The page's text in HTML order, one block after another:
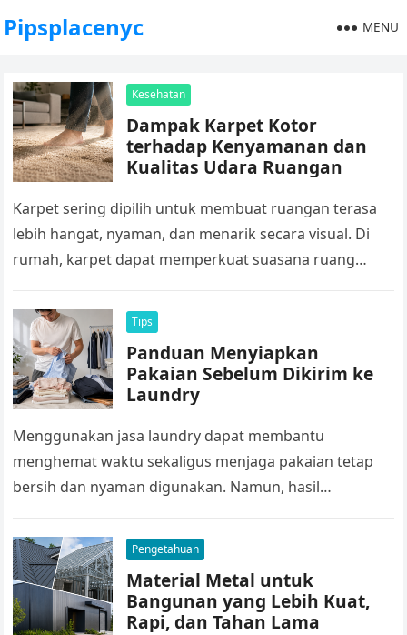
Pipsplacenyc MENU
Kesehatan
Dampak Karpet Kotor
terhadap Kenyamanan dan
Kualitas Udara Ruangan
Karpet sering dipilih untuk membuat ruangan terasa
lebih hangat, nyaman, dan menarik secara visual. Di
rumah, karpet dapat memperkuat suasana ruang
Tips
Panduan Menyiapkan
Pakaian Sebelum Dikirim ke
Laundry
Menggunakan jasa laundry dapat membantu
menghemat waktu sekaligus menjaga pakaian tetap
bersih dan nyaman digunakan. Namun, hasil
dilakukan oleh penyedia…
Pengetahuan
Material Metal untuk
Bangunan yang Lebih Kuat,
Rapi, dan Tahan Lama